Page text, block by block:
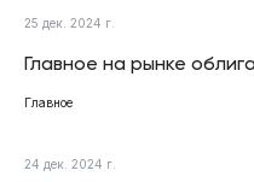
25 дек. 2024 г.
Главное на рынке
Главное
24 дек. 2024 г.